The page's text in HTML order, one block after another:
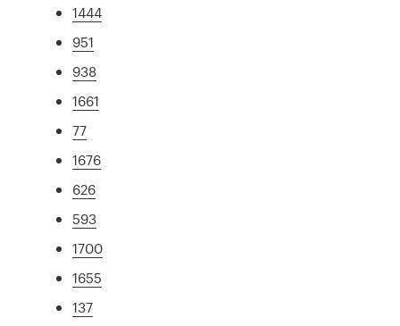
1444
951
938
1661
77
1676
626
593
1700
1655
137